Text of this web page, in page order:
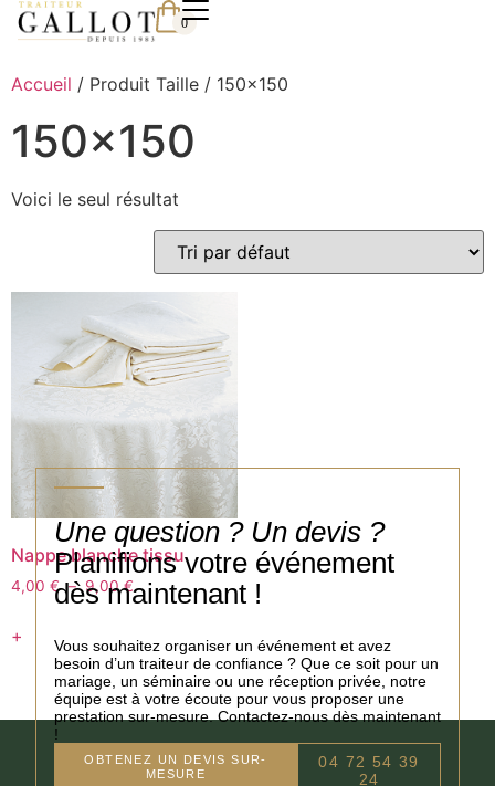
0
Accueil / Produit Taille / 150x150
150x150
Voici le seul résultat
Nappe blanche tissu
4,00 € – 9,00€
+
Une question ? Un devis ?
Planifions votre événement
dès maintenant !
Vous souhaitez organiser un événement et avez
besoin d’un traiteur de confiance ? Que ce soit pour un
mariage, un séminaire ou une réception privée, notre
équipe est à votre écoute pour vous proposer une
prestation sur-mesure. Contactez-nous dès maintenant
!
OBTENEZ UN DEVIS SUR-
MESURE
04 72 54 39
24